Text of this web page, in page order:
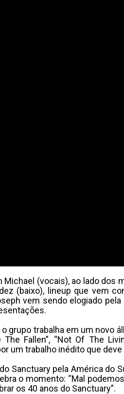
(vocais), ao lado dos
(baixo), lineup que vem
vem sendo elogiado
grupo trabalha em um
The Fallen”, “Not Of The
um trabalho inédito que
Sanctuary pela América do
o momento: “Mal
os 40 anos do Sanctuary”.